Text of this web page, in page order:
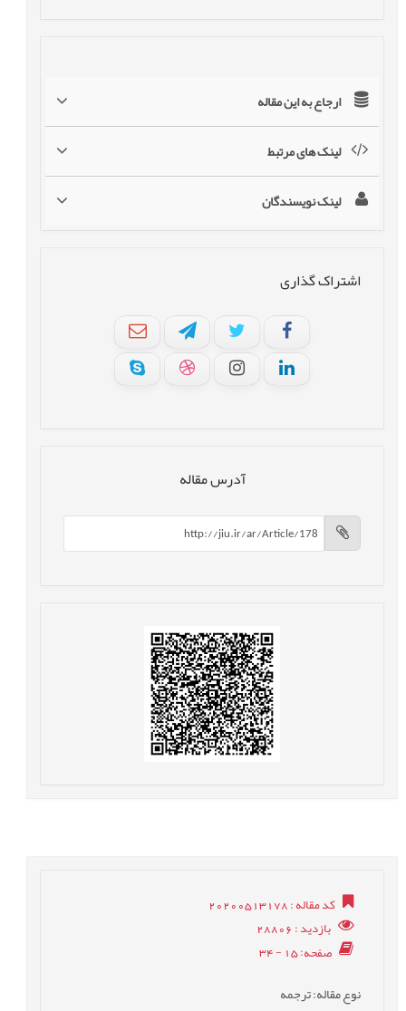
ارجاع به این مقاله
لینک های مرتبط
لینک نویسندگان
اشتراک گذاری
آدرس مقاله
کد مقاله: 20200513178
بازدید: 28806
صفحه: 15 - 34
نوع مقاله: ترجمه